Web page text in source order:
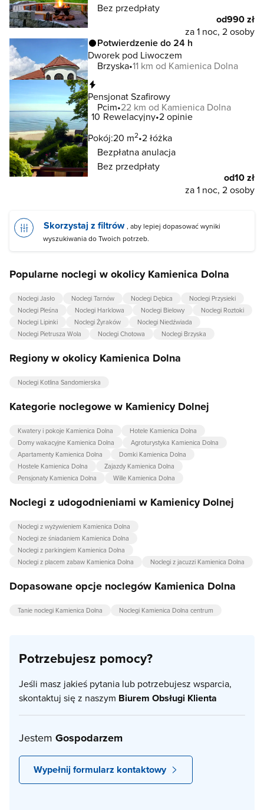
Bez przedpłaty
od990 zł
za 1 noc, 2 osoby
Potwierdzenie do 24 h
Dworek pod Liwoczem
Brzyska 11 km od Kamienica Dolna
Pensjonat Szafirowy
Pcim 22 km od Kamienica Dolna
10 Rewelacyjny 2 opinie
Pokój:20 m2 2 łóżka
Bezpłatna anulacja
Bez przedpłaty
od10 zł
za 1 noc, 2 osoby
Skorzystaj z filtrów , aby lepiej dopasować wyniki
wyszukiwania do Twoich potrzeb.
Popularne noclegi w okolicy Kamienica Dolna
Noclegi Jasło Noclegi Tarnów Noclegi Dębica
Noclegi Przysieki
Noclegi Pleśna
Noclegi Harklowa Noclegi Bielowy
Noclegi Roztoki
Noclegi Lipinki
Noclegi Żyraków
Noclegi Niedźwiada
Noclegi Pietrusza Wola
Noclegi Chotowa Noclegi Brzyska
Regiony w okolicy Kamienica Dolna
Noclegi Kotlina Sandomierska
Kategorie noclegowe w Kamienicy Dolnej
Kwatery i pokoje Kamienica Dolna
Hotele Kamienica Dolna
Domy wakacyjne Kamienica Dolna
Agroturystyka Kamienica Dolna
Apartamenty Kamienica Dolna
Domki Kamienica Dolna
Hostele Kamienica Dolna
Zajazdy Kamienica Dolna
Pensjonaty Kamienica Dolna
Wille Kamienica Dolna
Noclegi z udogodnieniami w Kamienicy Dolnej
Noclegi z wyżywieniem Kamienica Dolna
Noclegi ze śniadaniem Kamienica Dolna
Noclegi z parkingiem Kamienica Dolna
Noclegi z placem zabaw Kamienica Dolna
Noclegi z jacuzzi Kamienica Dolna
Dopasowane opcje noclegów Kamienica Dolna
Tanie noclegi Kamienica Dolna Noclegi Kamienica Dolna centrum
Potrzebujesz pomocy?
Jeśli masz jakieś pytania lub potrzebujesz wsparcia,
skontaktuj się z naszym Biurem Obsługi Klienta
Jestem Gospodarzem
Wypełnij formularz kontaktowy